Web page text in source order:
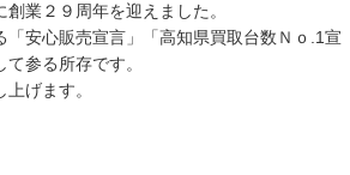
業２９周年を迎えました。
安心販売宣言」「高知県買取台数Ｎｏ.1宣
参る所存です。
げます。